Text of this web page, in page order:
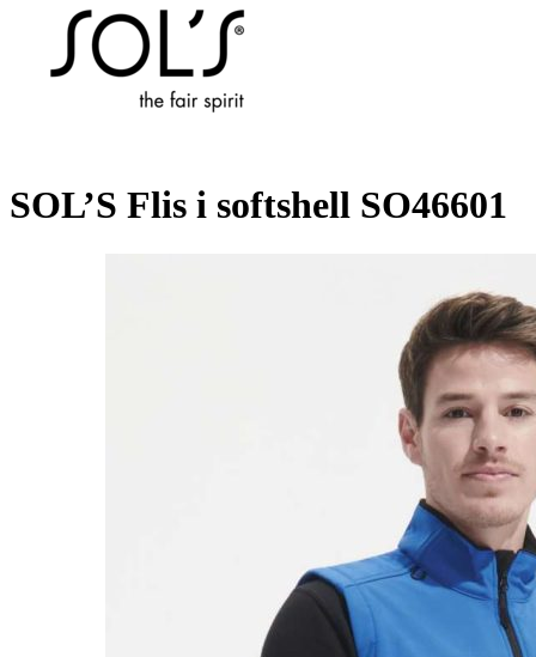
SOL’S Flis i softshell SO46601